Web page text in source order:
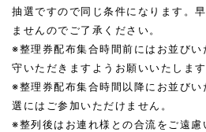
抽選ですので同じ条件になります。
ませんのでご了承ください。
※整理券配布集合時間前にはお並び
守いただきますようお願いいたします
※整理券配布集合時間以降にお並びい
選にはご参加いただけません。
※整列後はお連れ様との合流をご遠